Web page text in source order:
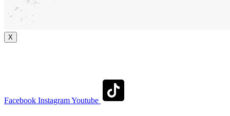
X
Facebook InstagramYoutube